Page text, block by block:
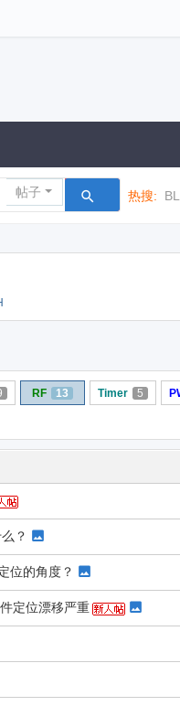
帖子 热搜:
RF 13 Timer 5
？
位的角度？
定位漂移严重